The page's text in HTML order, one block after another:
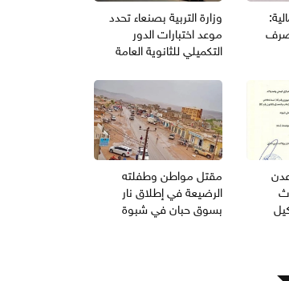
صرف
وزارة التربية بصنعاء تحدد
موعد اختبارات الدور
التكميلي للثانوية العامة
مقتل مواطن وطفلته
الرضيعة في إطلاق نار
بسوق حبان في شبوة